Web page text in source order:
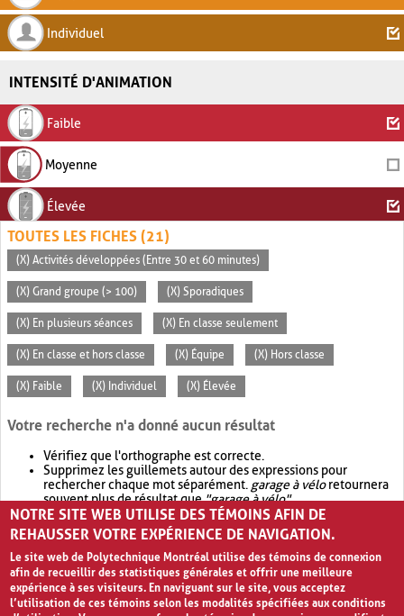
Individuel
INTENSITÉ D'ANIMATION
Faible
Moyenne
Élevée
TOUTES LES FICHES (21)
(X) Activités développées (Entre 30 et 60 minutes)
(X) Grand groupe (> 100) (X) Sporadiques
(X) En plusieurs séances (X) En classe seulement
(X) En classe et hors classe (X) Équipe (X) Hors classe
(X) Faible (X) Individuel (X) Élevée
Votre recherche n'a donné aucun résultat
Vérifiez que l'orthographe est correcte.
Supprimez les guillemets autour des expressions pour
rechercher chaque mot séparément. garage à véloretournera
souvent plus de résultat que"garage à vélo".
Envisagez d'élargir votre recherche avec OR.garage OR vélo
retournera souvent plus de résultat quegarage à vélo
NOTRE SITE WEB UTILISE DES TÉMOINS AFIN DE
REHAUSSER VOTRE EXPÉRIENCE DE NAVIGATION.
Le site web de Polytechnique Montréal utilise des témoins de connexion
afin de recueillir des statistiques générales et offrir une meilleure
expérience à ses visiteurs. En naviguant sur le site, vous acceptez
l’utilisation de ces témoins selon les modalités spécifiées aux conditions